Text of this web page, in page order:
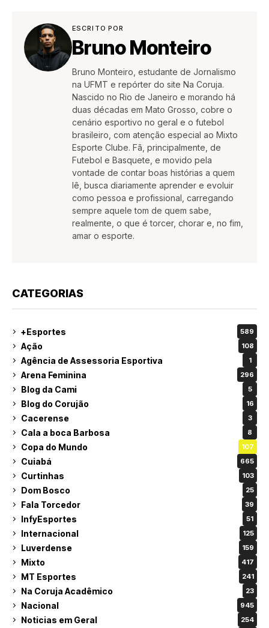
ESCRITO POR
Bruno Monteiro
Bruno Monteiro, estudante de Jornalismo
na UFMT e repórter do site Na Coruja.
Nascido no Rio de Janeiro e morando há
duas décadas em Mato Grosso, cobre o
cenário esportivo no geral e o futebol
brasileiro, com atenção especial ao Mixto
Esporte Clube. Fã, principalmente, de
Futebol e Basquete, e movido pela
vontade de contar boas histórias a quem
lê, busca diariamente aprender e evoluir
como pessoa e profissional, carregando
sempre aquele tom de quem sabe,
realmente, o que é torcer, chorar e, no fim,
amar o esporte.
CATEGORIAS
+Esportes 589
Ação 108
Agência de Assessoria Esportiva 1
Arena Feminina 296
Blog da Cami 5
Blog do Corujão 16
Cacerense 3
Cala a boca Barbosa 8
Copa do Mundo 107
Cuiabá 665
Curtinhas 103
Dom Bosco 25
Fala Torcedor 39
InfyEsportes 51
Internacional 125
Luverdense 159
Mixto 417
MT Esportes 241
Na Coruja Acadêmico 23
Nacional 945
Noticias em Geral 254